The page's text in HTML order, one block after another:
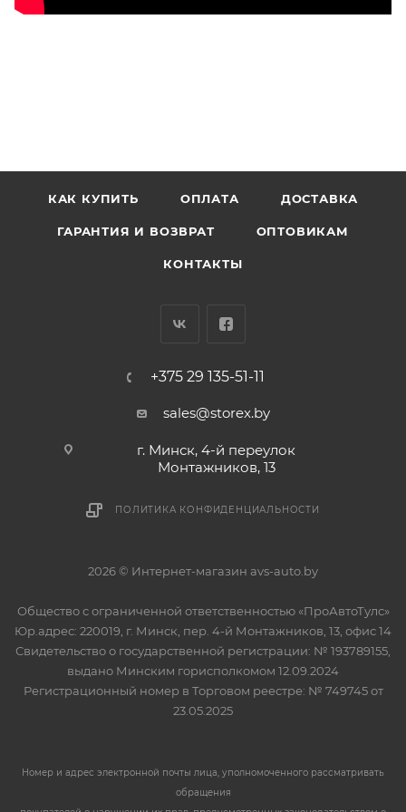
КАК КУПИТЬ ОПЛАТА ДОСТАВКА
ГАРАНТИЯ И ВОЗВРАТ ОПТОВИКАМ
КОНТАКТЫ
+375 29 135-51-11
sales@storex.by
г. Минск, 4-й переулок
Монтажников, 13
ПОЛИТИКА КОНФИДЕНЦИАЛЬНОСТИ
2026 © Интернет-магазин avs-auto.by
Общество с ограниченной ответственностью «ПроАвтоТулс»
Юр.адрес: 220019, г. Минск, пер. 4-й Монтажников, 13, офис 14
Свидетельство о государственной регистрации: № 193789155,
выдано Минским горисполкомом 12.09.2024
Регистрационный номер в Торговом реестре: № 749745 от
23.05.2025
Номер и адрес электронной почты лица, уполномоченного рассматривать
обращения